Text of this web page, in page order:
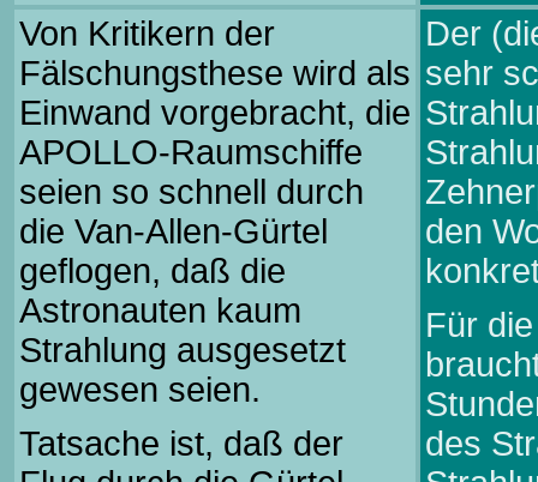
Von Kritikern der
Fälschungsthese wird als
Einwand vorgebracht, die
APOLLO-Raumschiffe
seien so schnell durch
die Van-Allen-Gürtel
geflogen, daß die
Astronauten kaum
Strahlung ausgesetzt
gewesen seien.
Tatsache ist, daß der
Der
sehr
den
Für
des